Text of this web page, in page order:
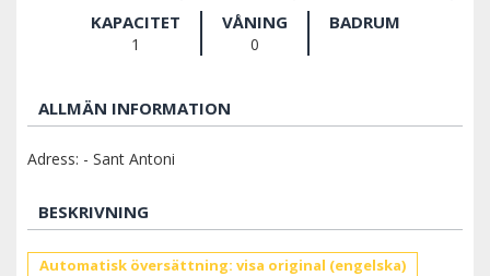
KAPACITET
1
VÅNING
0
BADRUM
ALLMÄN INFORMATION
Adress: - Sant Antoni
BESKRIVNING
Automatisk översättning: visa original (engelska)